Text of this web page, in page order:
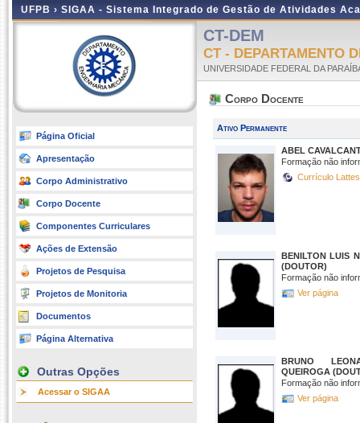
UFPB › SIGAA - Sistema Integrado de Gestão de Atividades
Página Oficial
Apresentação
Corpo Administrativo
Corpo Docente
Componentes Curriculares
Ações de Extensão
Projetos de Pesquisa
Projetos de Monitoria
Documentos
Página Alternativa
Outras Opções
Acessar o SIGAA
CT-DEM
CT - DEPARTAMENTO
UNIVERSIDADE FEDERAL DA
Corpo Docente
Ativo Permanente
ABEL
Formação não
Currículo
BENILTON LUIS
(DOUTOR)
Formação não
Ver página
BRUNO
QUEIROGA
Formação não
Ver página